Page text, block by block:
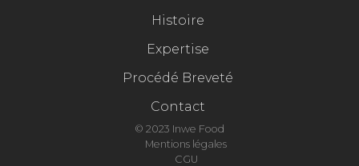
Histoire
Expertise
Procédé Breveté
Contact
© 2023 Inwe Food
Mentions légales
CGU